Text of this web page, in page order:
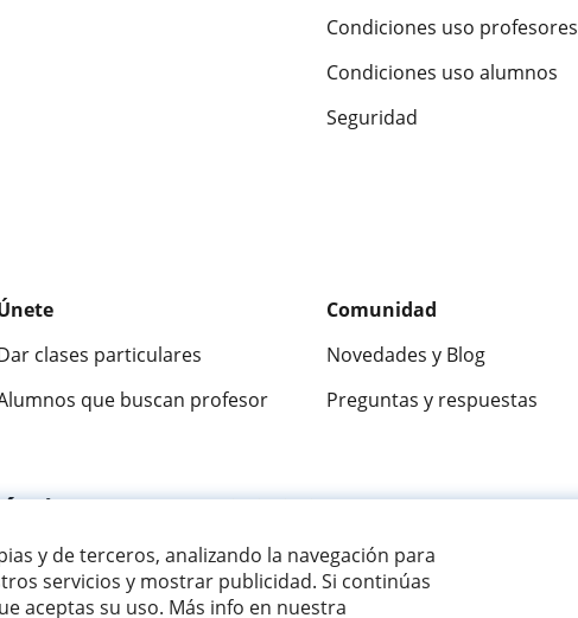
y de terceros, analizando la navegación para
servicios y mostrar publicidad. Si continúas
aceptas su uso. Más info en nuestra
Condiciones uso profesores
Condiciones uso alumnos
Seguridad
clases particulares
que buscan profesor
Comunidad
Novedades y Blog
Preguntas y respuestas
9,5/10 ★★★★★